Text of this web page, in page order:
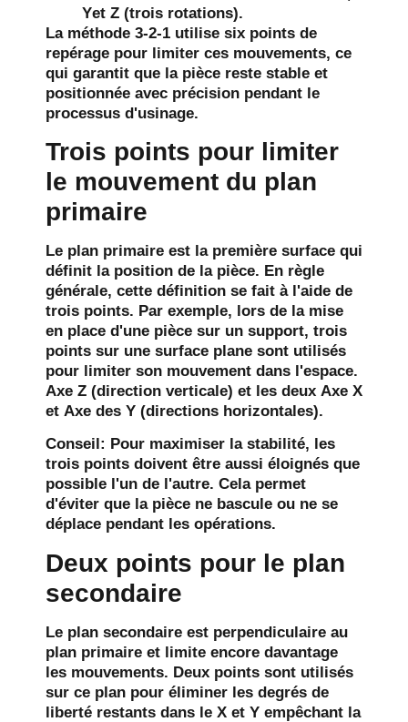
Yet Z (trois rotations).
La méthode 3-2-1 utilise six points de
repérage pour limiter ces mouvements, ce
qui garantit que la pièce reste stable et
positionnée avec précision pendant le
processus d'usinage.
Trois points pour limiter
le mouvement du plan
primaire
Le plan primaire est la première surface qui
définit la position de la pièce. En règle
générale, cette définition se fait à l'aide de
trois points. Par exemple, lors de la mise
en place d'une pièce sur un support, trois
points sur une surface plane sont utilisés
pour limiter son mouvement dans l'espace.
Axe Z (direction verticale) et les deux Axe X
et Axe des Y (directions horizontales).
Conseil : Pour maximiser la stabilité, les
trois points doivent être aussi éloignés que
possible l'un de l'autre. Cela permet
d'éviter que la pièce ne bascule ou ne se
déplace pendant les opérations.
Deux points pour le plan
secondaire
Le plan secondaire est perpendiculaire au
plan primaire et limite encore davantage
les mouvements. Deux points sont utilisés
sur ce plan pour éliminer les degrés de
liberté restants dans le X et Y empêchant la